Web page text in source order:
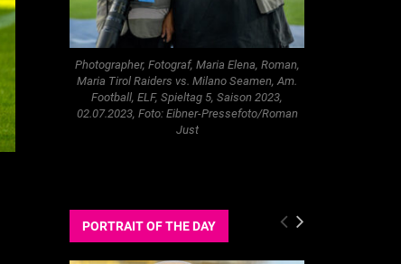
Photographer, Fotograf, Maria Elena, Roman,
Maria Tirol Raiders vs. Milano Seamen, Am.
Football, ELF, Spieltag 5, Saison 2023,
02.07.2023, Foto: Eibner-Pressefoto/Roman
Just
PORTRAIT OF THE DAY